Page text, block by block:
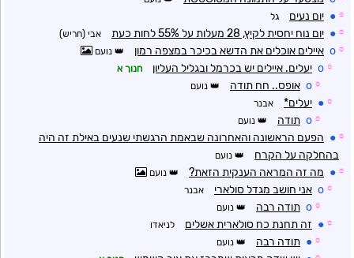
☼
● יום נעים גל
☼
● יום נוח יחסית לקיץ, 28 מעלות על 55% לחות כעת אבי (חריש)
☼
o איילים אוכלים את הדשא בכיכר במצפה רמון נועם
☼
o יעלים. איילים יש בכרמל ובגליל העליון חנוך א
☼
o אופס.. חח תודה נועם
☼
● יעלים* אבנר
☼
o תודה נועם
☼
● הפעם הראשונה והאחרונה שבאמת הרגשתי שנעים באילת זה היה
בהחלקה על הקרח
נועם
☼
● מה זה המראה הענקית הזאת? נועם
☼
o אני חושב מגדל סולארי אבנר
☼
o תודה רבה נועם
☼
● זה תחנת כח סולארית אשלים לניאדו
☼
● תודה רבה נועם